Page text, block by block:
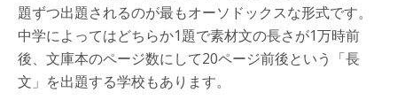
題ずつ出題されるのが最もオーソドックスな形式です。
中学によってはどちらか1題で素材文の長さが1万時前
後、文庫本のページ数にして20ページ前後という「長
文」を出題する学校もあります。